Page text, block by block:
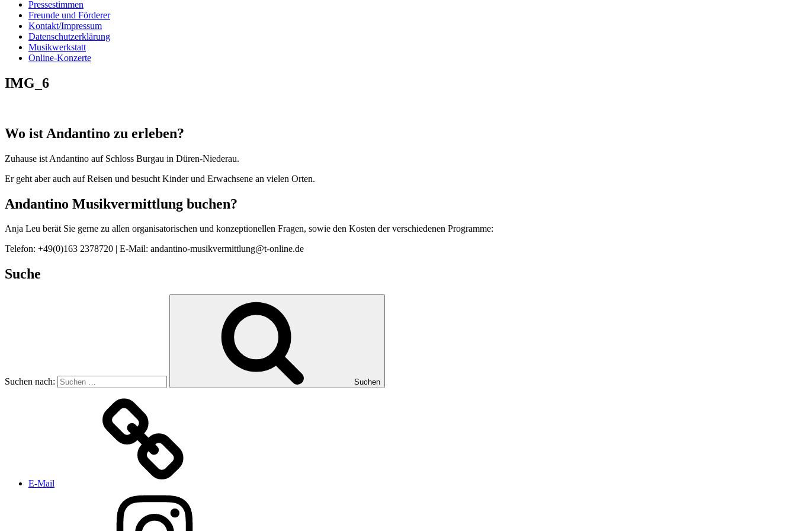
Pressestimmen
Freunde und Förderer
Kontakt/Impressum
Datenschutzerklärung
Musikwerkstatt
Online-Konzerte
IMG_6
Wo ist Andantino zu erleben?
Zuhause ist Andantino auf Schloss Burgau in Düren-Niederau.
Er geht aber auch auf Reisen und besucht Kinder und Erwachsene an vielen Orten.
Andantino Musikvermittlung buchen?
Anja Leu berät Sie gerne zu allen organisatorischen und konzeptionellen Fragen, sowie den Kosten der verschiedenen Programme:
Telefon: +49(0)163 2378720 | E-Mail: andantino-musikvermittlung@t-online.de
Suche
Suchen nach: Suchen
E-Mail